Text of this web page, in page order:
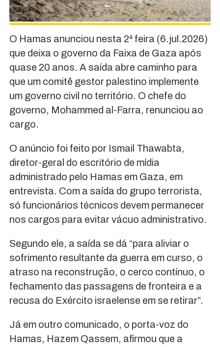
O Hamas anunciou nesta 2ª feira (6.jul.2026)
que deixa o governo da Faixa de Gaza após
quase 20 anos. A saída abre caminho para
que um comitê gestor palestino implemente
um governo civil no território. O chefe do
governo, Mohammed al-Farra, renunciou ao
cargo.
O anúncio foi feito por Ismail Thawabta,
diretor-geral do escritório de mídia
administrado pelo Hamas em Gaza, em
entrevista. Com a saída do grupo terrorista,
só funcionários técnicos devem permanecer
nos cargos para evitar vácuo administrativo.
Segundo ele, a saída se dá “para aliviar o
sofrimento resultante da guerra em curso, o
atraso na reconstrução, o cerco contínuo, o
fechamento das passagens de fronteira e a
recusa do Exército israelense em se retirar”.
Já em outro comunicado, o porta-voz do
Hamas, Hazem Qassem, afirmou que a